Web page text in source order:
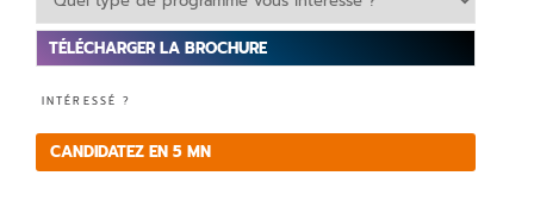
e
ui
ll
INTÉRESSÉ ?
CANDIDATEZ EN 5 MN